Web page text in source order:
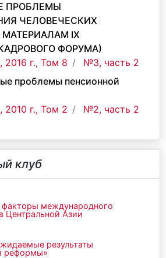
ПРОБЛЕМЫ
ЧЕЛОВЕЧЕСКИХ
IX
ФОРУМА)
г., Том 8
№3, часть 2
проблемы пенсионной
г., Том 2
№2, часть 2
клуб
факторы международного
Центральной Азии
результаты
реформы»